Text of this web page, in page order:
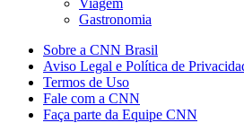
Gastronomia
Sobre a CNN Brasil
Aviso Legal e Política de
Termos de Uso
Fale com a CNN
Faça parte da Equipe CNN